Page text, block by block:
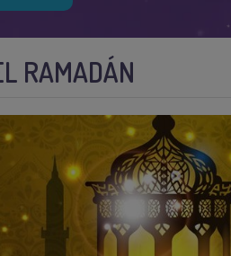
RAMADÁN